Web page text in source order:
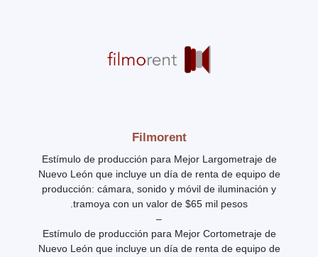
Filmorent
Estímulo de producción para Mejor Largometraje de
Nuevo León que incluye un día de renta de equipo de
producción: cámara, sonido y móvil de iluminación y
tramoya con un valor de $65 mil pesos.
–
Estímulo de producción para Mejor Cortometraje de
Nuevo León que incluye un día de renta de equipo de